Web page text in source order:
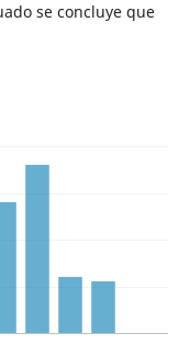
se concluye que